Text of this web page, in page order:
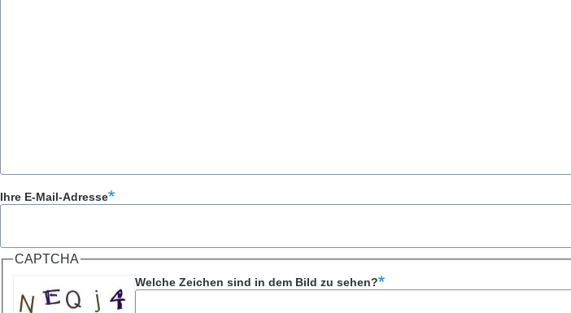
Ihre E-Mail-Adresse
CAPTCHA
Welche Zeichen sind in dem Bild zu sehen?